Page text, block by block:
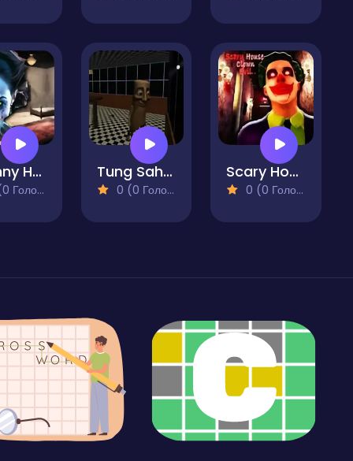
Granny House Escape Tung Sahur Horror Escape
0 (0 Голосів)
Scary House Clown Evil
0 (0 Голосів)